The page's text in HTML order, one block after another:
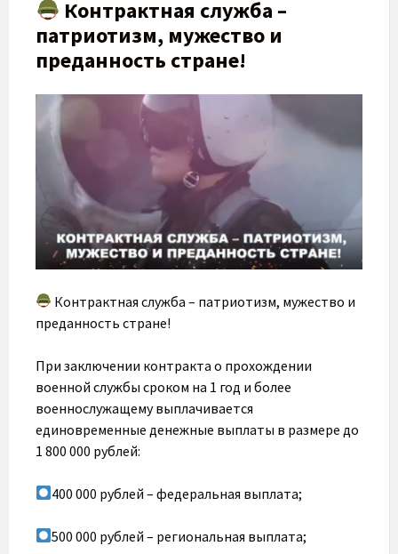
Контрактная служба –
патриотизм, мужество и
преданность стране!
Контрактная служба – патриотизм, мужество и
преданность стране!
При заключении контракта о прохождении
военной службы сроком на 1 год и более
военнослужащему выплачивается
единовременные денежные выплаты в размере до
1 800 000 рублей:
400 000 рублей – федеральная выплата;
500 000 рублей – региональная выплата;